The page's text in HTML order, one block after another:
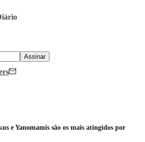
Assinar
e Yanomamis são os mais atingidos por